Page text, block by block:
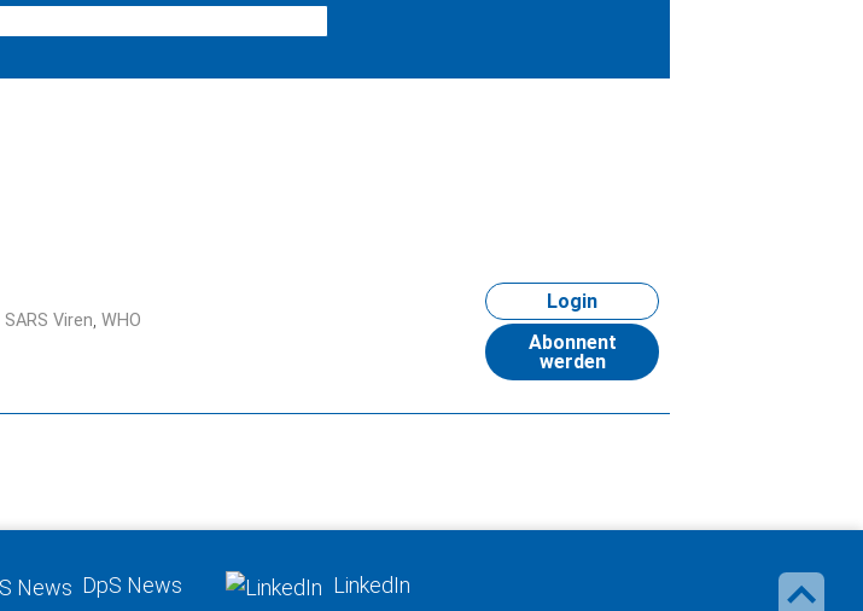
SARS Viren WHO
Login
Abonnent
werden
DpS News LinkedIn